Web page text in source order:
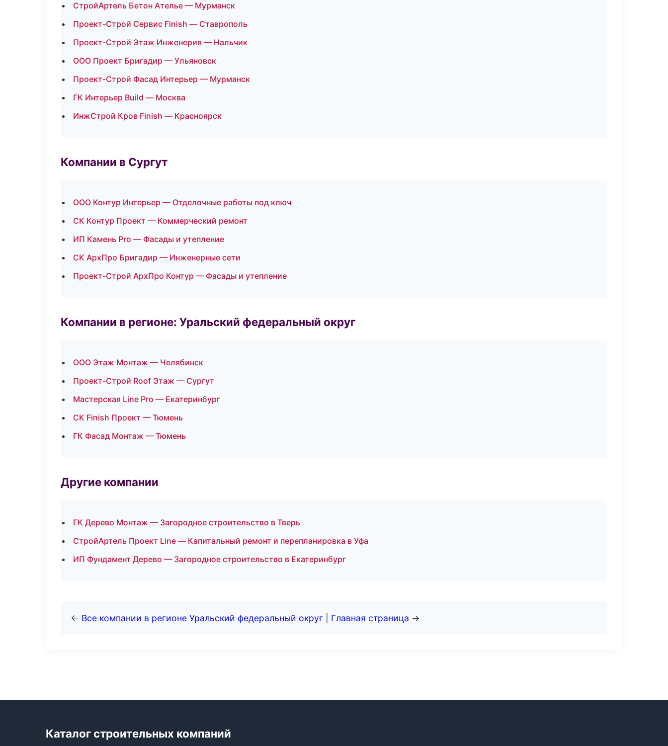
СтройАртель Бетон Ателье — Мурманск
Проект-Строй Сервис Finish — Ставрополь
Проект-Строй Этаж Инженерия — Нальчик
ООО Проект Бригадир — Ульяновск
Проект-Строй Фасад Интерьер — Мурманск
ГК Интерьер Build — Москва
ИнжСтрой Кров Finish — Красноярск
Компании в Сургут
ООО Контур Интерьер — Отделочные работы под ключ
СК Контур Проект — Коммерческий ремонт
ИП Камень Pro — Фасады и утепление
СК АрхПро Бригадир — Инженерные сети
Проект-Строй АрхПро Контур — Фасады и утепление
Компании в регионе: Уральский федеральный округ
ООО Этаж Монтаж — Челябинск
Проект-Строй Roof Этаж — Сургут
Мастерская Line Pro — Екатеринбург
СК Finish Проект — Тюмень
ГК Фасад Монтаж — Тюмень
Другие компании
ГК Дерево Монтаж — Загородное строительство в Тверь
СтройАртель Проект Line — Капитальный ремонт и перепланировка в Уфа
ИП Фундамент Дерево — Загородное строительство в Екатеринбург
← Все компании в регионе Уральский федеральный округ Главная страница →
Каталог строительных компаний